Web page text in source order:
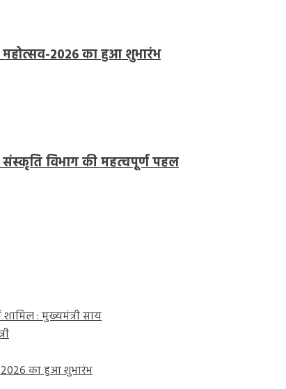
2026 का हुआ शुभारंभ
विभाग की महत्वपूर्ण पहल
: मुख्यमंत्री साय
2026 का हुआ शुभारंभ